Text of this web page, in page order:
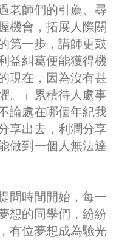
老師們的引薦、尋
機會，拓展人際關
第一步，講師更鼓
益糾葛便能獲得機
現在，因為沒有甚
。」累積待人處事
論處在哪個年紀我
享出去，利潤分享
做到一個人無法達
問時間開始，每一
想的同學們，紛紛
有位夢想成為驗光